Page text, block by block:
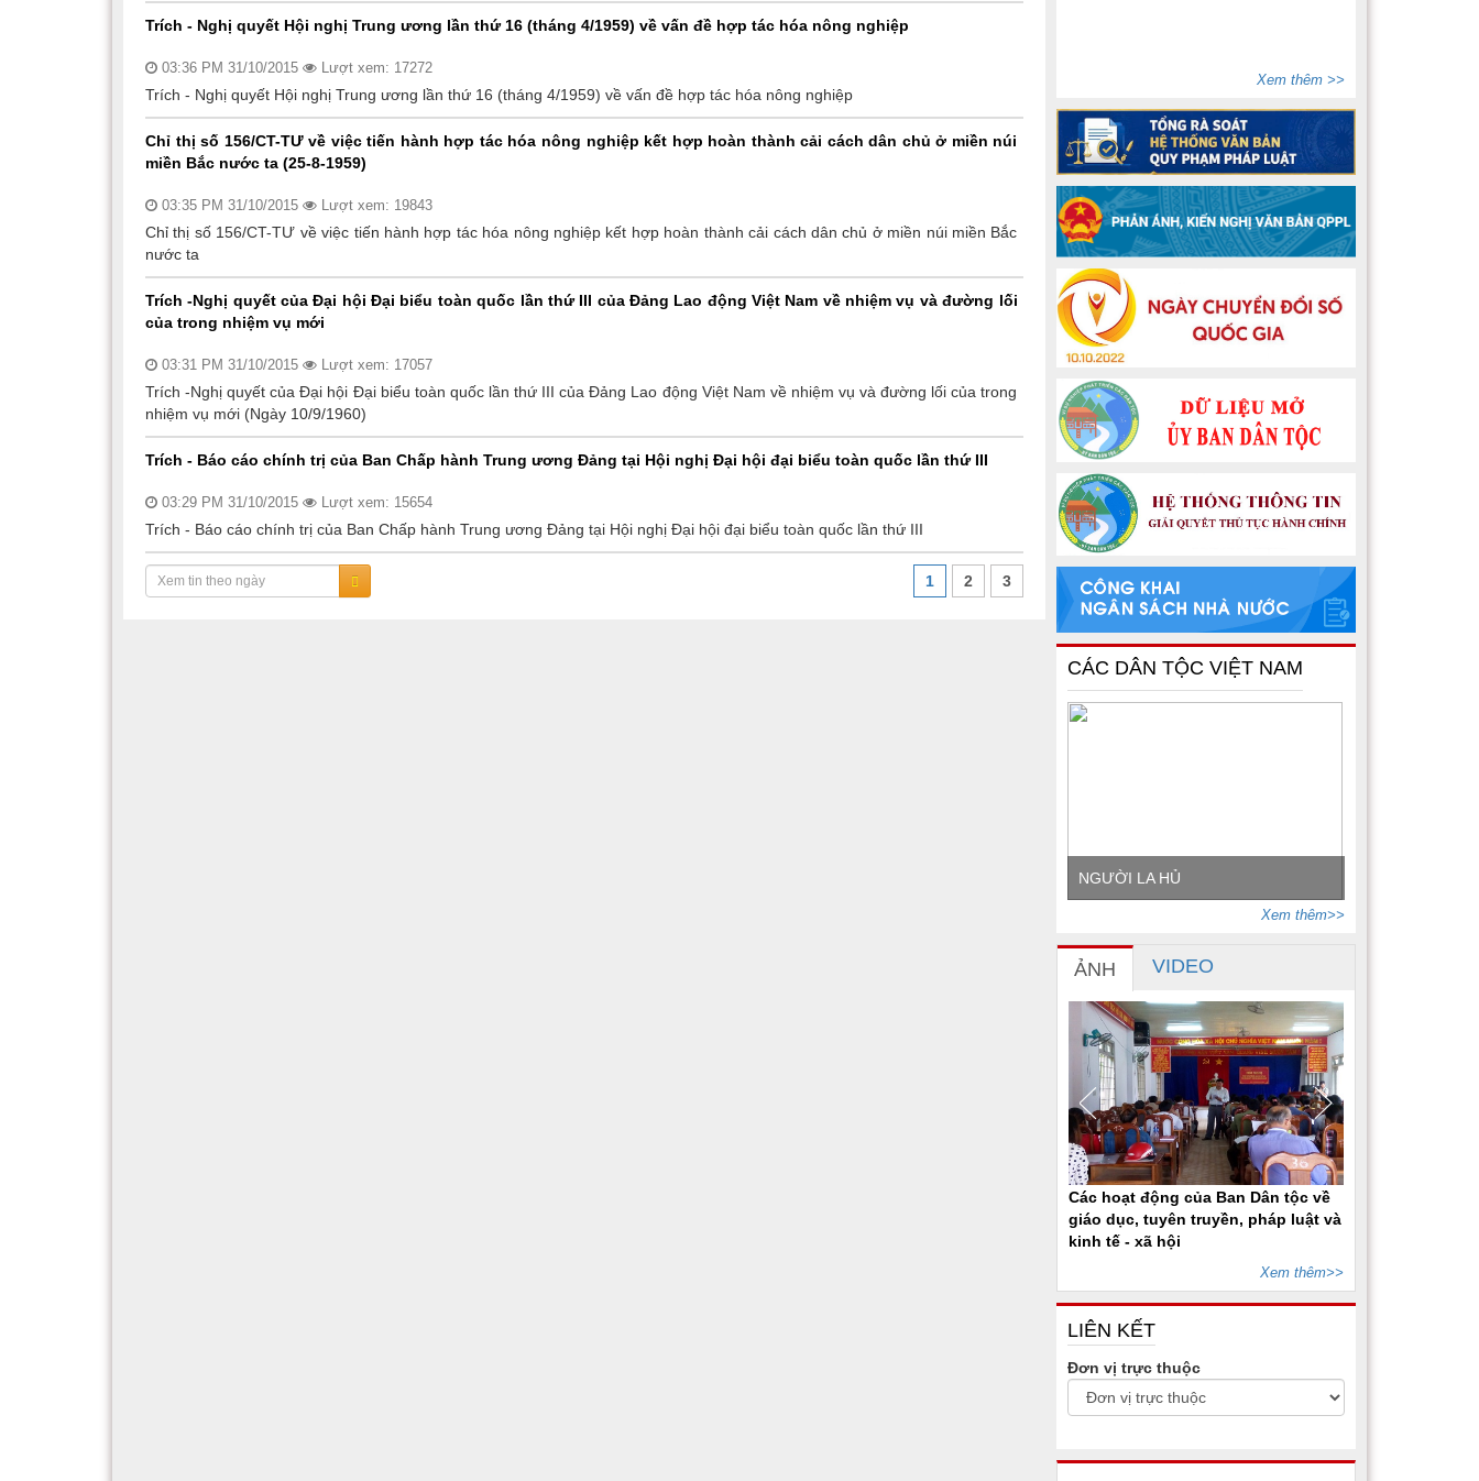
Trích - Nghị quyết Hội nghị Trung ương lần thứ 16 (tháng 4/1959) về vấn đề hợp tác hóa nông nghiệp
03:36 PM 31/10/2015 Lượt xem: 17272
Trích - Nghị quyết Hội nghị Trung ương lần thứ 16 (tháng 4/1959) về vấn đề hợp tác hóa nông nghiệp
Chỉ thị số 156/CT-TƯ về việc tiến hành hợp tác hóa nông nghiệp kết hợp hoàn thành cải cách dân chủ ở miền núi
miền Bắc nước ta (25-8-1959)
03:35 PM 31/10/2015 Lượt xem: 19843
Chỉ thị số 156/CT-TƯ về việc tiến hành hợp tác hóa nông nghiệp kết hợp hoàn thành cải cách dân chủ ở miền núi miền Bắc
nước ta
Trích -Nghị quyết của Đại hội Đại biểu toàn quốc lần thứ III của Đảng Lao động Việt Nam về nhiệm vụ và đường lối
của trong nhiệm vụ mới
03:31 PM 31/10/2015 Lượt xem: 17057
Trích -Nghị quyết của Đại hội Đại biểu toàn quốc lần thứ III của Đảng Lao động Việt Nam về nhiệm vụ và đường lối của trong
nhiệm vụ mới (Ngày 10/9/1960)
Trích - Báo cáo chính trị của Ban Chấp hành Trung ương Đảng tại Hội nghị Đại hội đại biểu toàn quốc lần thứ III
03:29 PM 31/10/2015 Lượt xem: 15654
Trích - Báo cáo chính trị của Ban Chấp hành Trung ương Đảng tại Hội nghị Đại hội đại biểu toàn quốc lần thứ III
1 2 3
thuộc lĩnh vực dân tộc, tín ngưỡng, tôn
Bộ Dân tộc và Tôn giáo ban hành
Thông tư số 02/2026/TT-BDTTG
(10/06/2026)
Xem thêm >>
CÁC DÂN TỘC VIỆT NAM
NGƯỜI LA HỦ
Xem thêm>>
ẢNH VIDEO
Các hoạt động của Ban Dân tộc về
giáo dục, tuyên truyền, pháp luật và
kinh tế - xã hội
Xem thêm>>
LIÊN KẾT
Đơn vị trực thuộc